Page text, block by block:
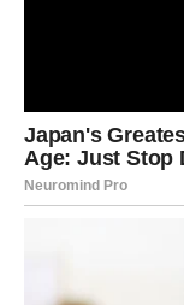
LAV –
uspeha. Naredni
Neko vam može
dugo čekate.
U ljubavi –
– sada je